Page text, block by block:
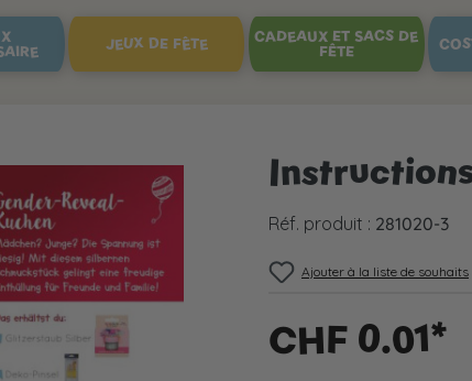
JEUX DE FÊTE
CADEAUX ET SACS DE
FÊTE
Réf. produit : 281020-3
Ajouter à la liste de souhaits
CHF 0.01*